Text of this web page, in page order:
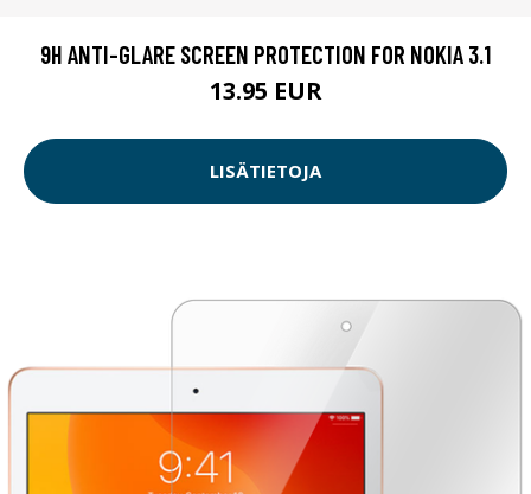
9H ANTI-GLARE SCREEN PROTECTION FOR NOKIA 3.1
13.95 EUR
LISÄTIETOJA